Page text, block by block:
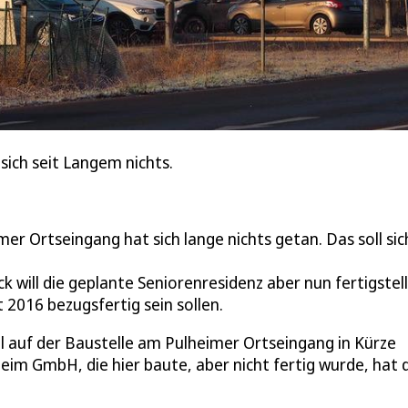
seit Langem nichts.
Ortseingang hat sich lange nichts getan. Das soll
will die geplante Seniorenresidenz aber nun
bezugsfertig sein sollen.
der Baustelle am Pulheimer Ortseingang in Kürze
GmbH, die hier baute, aber nicht fertig wurde, hat